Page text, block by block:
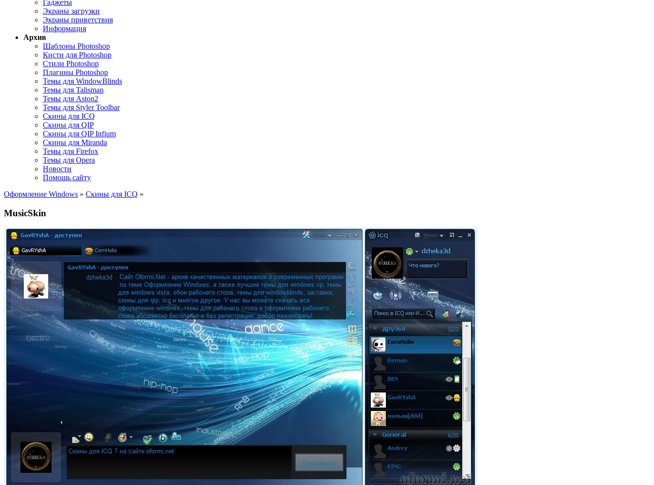
Гаджеты
Экраны загрузки
Экраны приветствия
Информация
Архив
Шаблоны Photoshop
Кисти для Photoshop
Стили Photoshop
Плагины Photoshop
Темы для WindowBlinds
Темы для Talisman
Темы для Aston2
Темы для Styler Toolbar
Скины для ICQ
Скины для QIP
Скины для QIP Infium
Скины для Miranda
Темы для Firefox
Темы для Opera
Новости
Помощь сайту
Оформление Windows » Скины для ICQ »
MusicSkin